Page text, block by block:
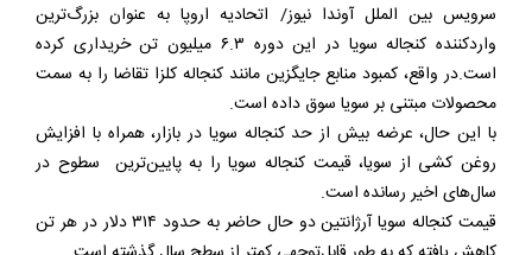
سرویس بین الملل آوندا نیوز/ اتحادیه اروپا به عنوان بزرگ‌ترین
واردکننده كنجاله سويا در این دوره ۶.۳ میلیون تن خریداری کرده
است.در واقع، کمبود منابع جایگزین مانند کنجاله کلزا تقاضا را به سمت
محصولات مبتنی بر سویا سوق داده است.
با این حال، عرضه بیش از حد كنجاله سويا در بازار، همراه با افزایش
روغن كشى از سویا، قیمت کنجاله سويا را به پایین‌ترین سطوح در
سال‌های اخیر رسانده است.
قیمت کنجاله سویا آرژانتین دو حال حاضر به حدود ۳۱۴ دلار در هر تن